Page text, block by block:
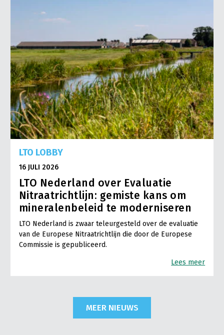
LTO LOBBY
16 JULI 2026
LTO Nederland over Evaluatie
Nitraatrichtlijn: gemiste kans om
mineralenbeleid te moderniseren
LTO Nederland is zwaar teleurgesteld over de evaluatie
van de Europese Nitraatrichtlijn die door de Europese
Commissie is gepubliceerd.
Lees meer
MEER NIEUWS